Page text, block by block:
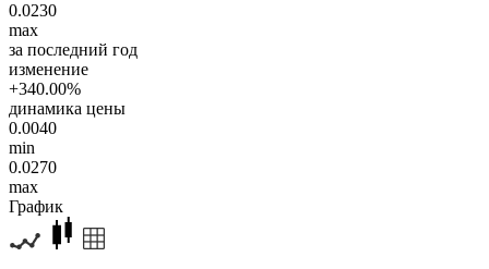
0.0230
max
за последний год
изменение
+340.00%
динамика цены
0.0040
min
0.0270
max
График